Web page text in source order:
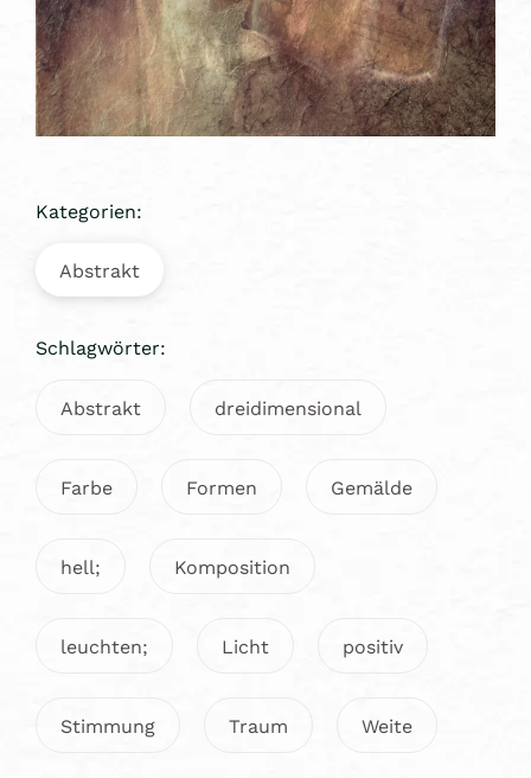
Kategorien:
Abstrakt
Schlagwörter:
Abstrakt dreidimensional
Farbe Formen Gemälde
hell; Komposition
leuchten; Licht positiv
Stimmung Traum Weite